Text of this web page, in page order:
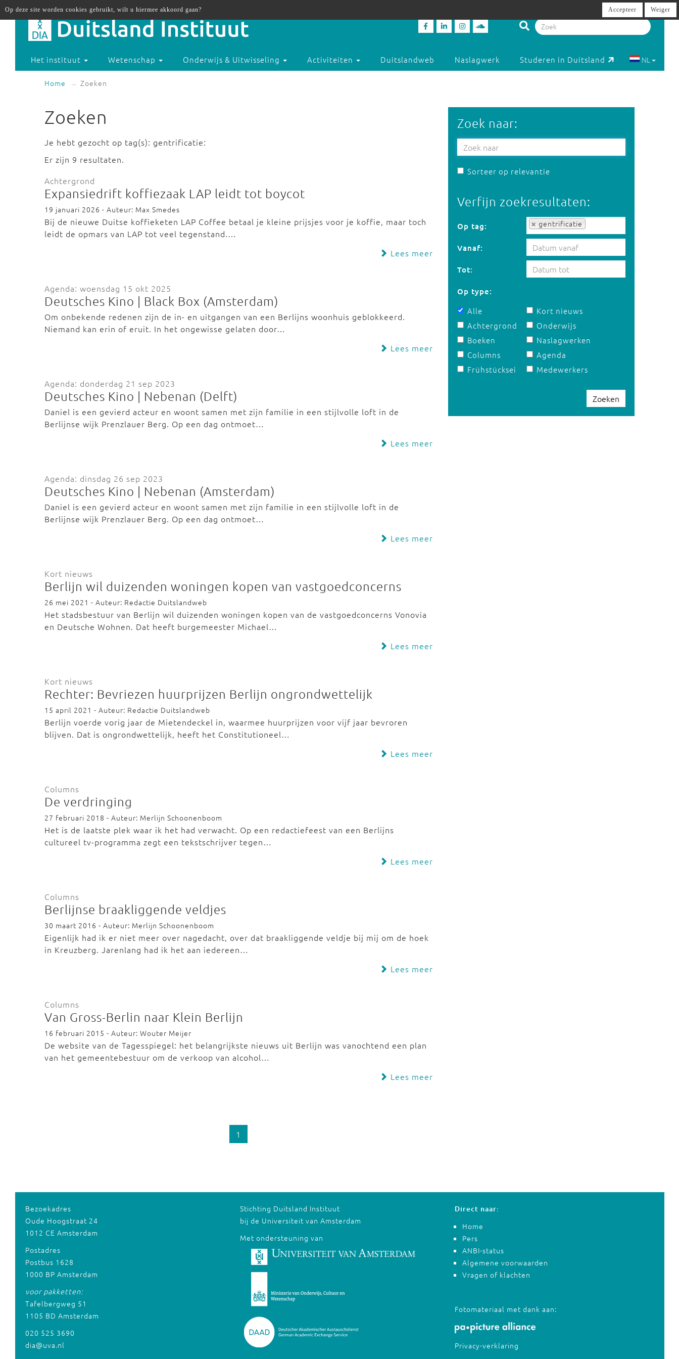
Het instituut Wetenschap Onderwijs & Uitwisseling Activiteiten Duitslandweb Naslagwerk Studeren in Duitsland NL
Home Zoeken
Zoeken
Je hebt gezocht op tag(s): gentrificatie:
Er zijn 9 resultaten.
Achtergrond
Expansiedrift koffiezaak LAP leidt tot boycot
19 januari 2026 - Auteur: Max Smedes
Bij de nieuwe Duitse koffieketen LAP Coffee betaal je kleine prijsjes voor je koffie, maar toch
leidt de opmars van LAP tot veel tegenstand.…
Lees meer
Agenda: woensdag 15 okt 2025
Deutsches Kino | Black Box (Amsterdam)
Om onbekende redenen zijn de in- en uitgangen van een Berlijns woonhuis geblokkeerd.
Niemand kan erin of eruit. In het ongewisse gelaten door…
Lees meer
Agenda: donderdag 21 sep 2023
Deutsches Kino | Nebenan (Delft)
Daniel is een gevierd acteur en woont samen met zijn familie in een stijlvolle loft in de
Berlijnse wijk Prenzlauer Berg. Op een dag ontmoet…
Lees meer
Agenda: dinsdag 26 sep 2023
Deutsches Kino | Nebenan (Amsterdam)
Daniel is een gevierd acteur en woont samen met zijn familie in een stijlvolle loft in de
Berlijnse wijk Prenzlauer Berg. Op een dag ontmoet…
Lees meer
Kort nieuws
Berlijn wil duizenden woningen kopen van vastgoedconcerns
26 mei 2021 - Auteur: Redactie Duitslandweb
Het stadsbestuur van Berlijn wil duizenden woningen kopen van de vastgoedconcerns Vonovia
en Deutsche Wohnen. Dat heeft burgemeester Michael…
Lees meer
Kort nieuws
Rechter: Bevriezen huurprijzen Berlijn ongrondwettelijk
15 april 2021 - Auteur: Redactie Duitslandweb
Berlijn voerde vorig jaar de Mietendeckel in, waarmee huurprijzen voor vijf jaar bevroren
blijven. Dat is ongrondwettelijk, heeft het Constitutioneel…
Lees meer
Columns
De verdringing
27 februari 2018 - Auteur: Merlijn Schoonenboom
Het is de laatste plek waar ik het had verwacht. Op een redactiefeest van een Berlijns
cultureel tv-programma zegt een tekstschrijver tegen…
Lees meer
Columns
Berlijnse braakliggende veldjes
30 maart 2016 - Auteur: Merlijn Schoonenboom
Eigenlijk had ik er niet meer over nagedacht, over dat braakliggende veldje bij mij om de hoek
in Kreuzberg. Jarenlang had ik het aan iedereen…
Lees meer
Columns
Van Gross-Berlin naar Klein Berlijn
16 februari 2015 - Auteur: Wouter Meijer
De website van de Tagesspiegel: het belangrijkste nieuws uit Berlijn was vanochtend een plan
van het gemeentebestuur om de verkoop van alcohol…
Lees meer
1
Zoek naar:
Sorteer op relevantie
Verfijn zoekresultaten:
Op tag: gentrificatie
Op tag:
Vanaf:
Tot:
Op type:
Alle
Achtergrond
Boeken
Columns
Frühstücksei
Kort nieuws
Onderwijs
Naslagwerken
Agenda
Medewerkers
Zoeken
Bezoekadres
Oude Hoogstraat 24
1012 CE Amsterdam
Postadres
Postbus 1628
1000 BP Amsterdam
voor pakketten:
Tafelbergweg 51
1105 BD Amsterdam
020 525 3690
dia@uva.nl
Stichting Duitsland Instituut
bij de Universiteit van Amsterdam
Met ondersteuning van
Direct naar:
Home
Pers
ANBI-status
Algemene voorwaarden
Vragen of klachten
Fotomateriaal met dank aan:
Privacy-verklaring
Op deze site worden cookies gebruikt, wilt u hiermee akkoord gaan? Accepteer Weiger